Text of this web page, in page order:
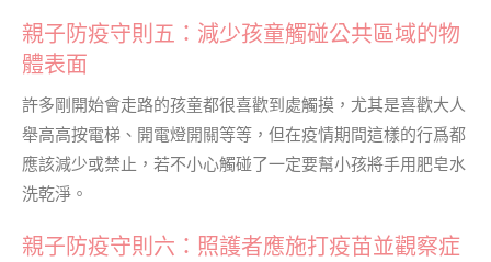
親子防疫守則五：減少孩童觸碰公共區域的物
體表面
許多剛開始會走路的孩童都很喜歡到處觸摸，尤其是喜歡大人
舉高高按電梯、開電燈開關等等，但在疫情期間這樣的行爲都
應該減少或禁止，若不小心觸碰了一定要幫小孩將手用肥皂水
洗乾淨。
親子防疫守則六：照護者應施打疫苗並觀察症